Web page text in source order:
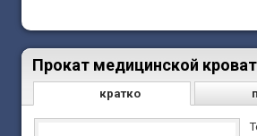
Прокат медицинской
кратко